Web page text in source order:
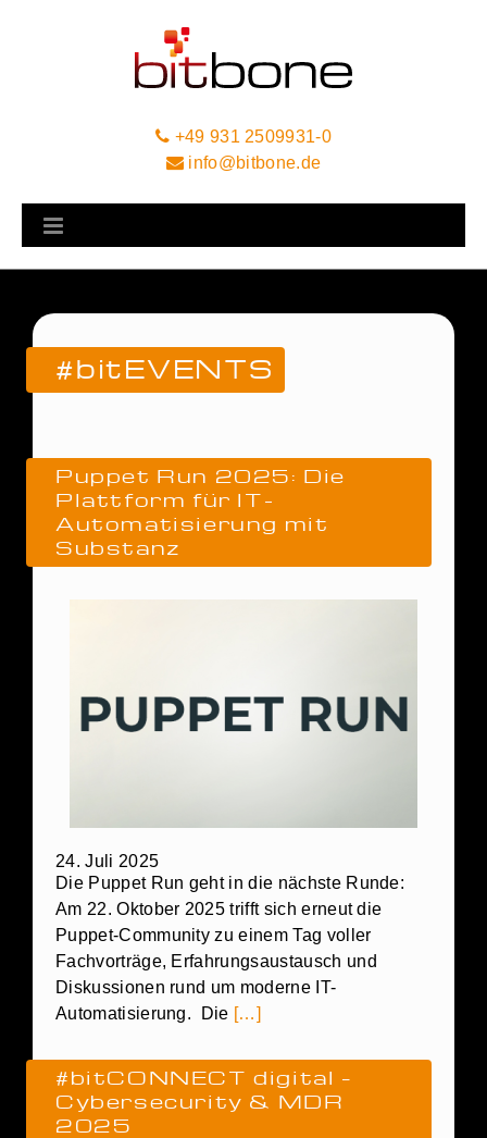
+49 931 2509931-0
info@bitbone.de
#bitEVENTS
Puppet Run 2025: Die
Plattform für IT-
Automatisierung mit
Substanz
24. Juli 2025
Die Puppet Run geht in die nächste Runde:
Am 22. Oktober 2025 trifft sich erneut die
Puppet-Community zu einem Tag voller
Fachvorträge, Erfahrungsaustausch und
Diskussionen rund um moderne IT-
Automatisierung. Die […]
#bitCONNECT digital –
Cybersecurity & MDR
2025